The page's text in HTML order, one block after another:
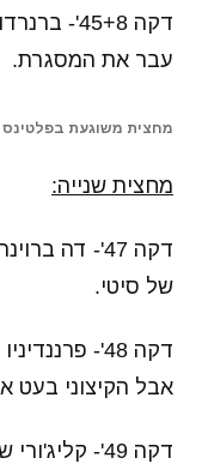
דקה
עבר את המסגרת.
מחצית משוגעת
מחצית שנייה:
דקה 47'- דה
של סיטי.
דקה 48'-
אבל הקיצוני בעט
דקה 49'-